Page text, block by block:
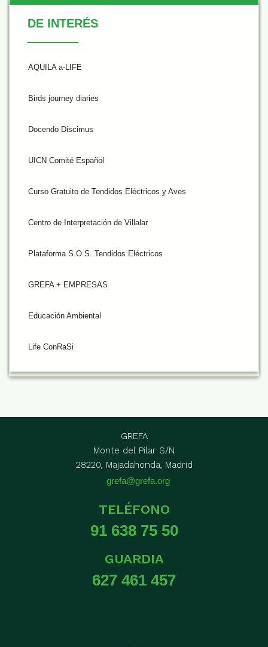
De Interés
DE INTERÉS
AQUILA a-LIFE
Birds journey diaries
Docendo Discimus
UICN Comité Español
Curso Gratuito de Tendidos Eléctricos y Aves
Centro de Interpretación de Villalar
Plataforma S.O.S. Tendidos Eléctricos
GREFA + EMPRESAS
Educación Ambiental
Life ConRaSi
GREFA
Monte del Pilar S/N
28220, Majadahonda, Madrid
grefa@grefa.org
TELÉFONO
91 638 75 50
GUARDIA
627 461 457